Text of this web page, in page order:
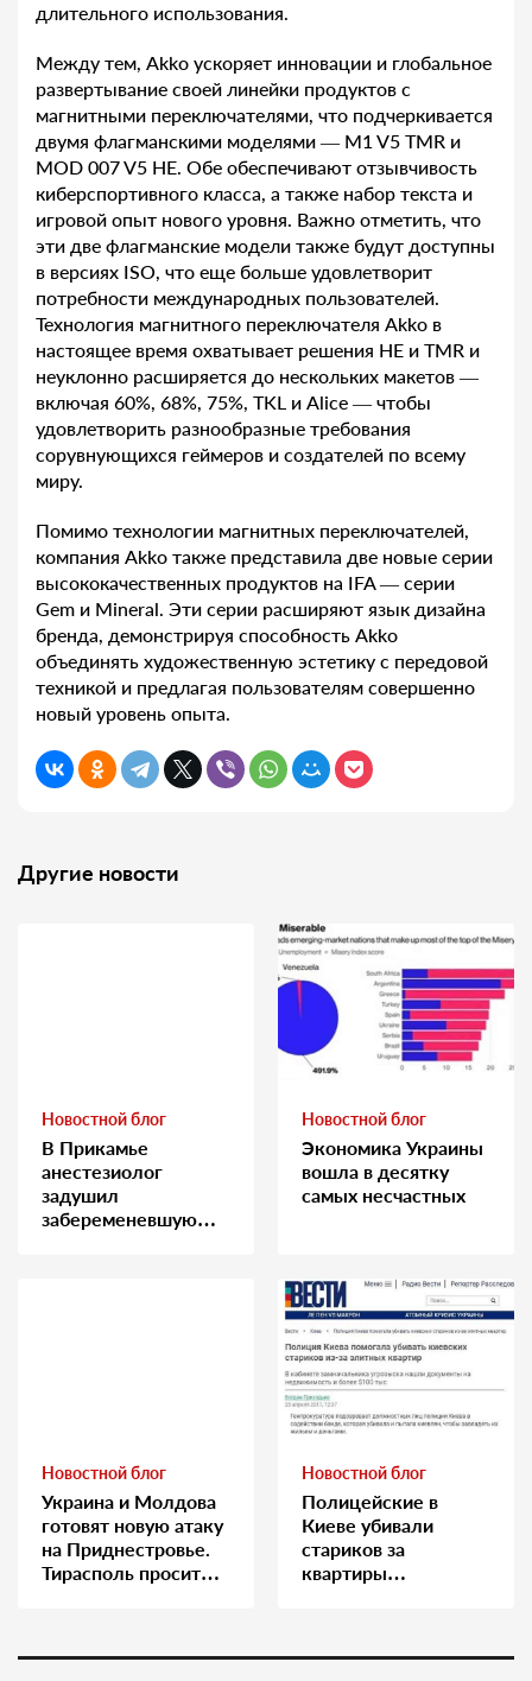
длительного использования.
Между тем, Akko ускоряет инновации и глобальное
развертывание своей линейки продуктов с
магнитными переключателями, что подчеркивается
двумя флагманскими моделями — M1 V5 TMR и
MOD 007 V5 HE. Обе обеспечивают отзывчивость
киберспортивного класса, а также набор текста и
игровой опыт нового уровня. Важно отметить, что
эти две флагманские модели также будут доступны
в версиях ISO, что еще больше удовлетворит
потребности международных пользователей.
Технология магнитного переключателя Akko в
настоящее время охватывает решения HE и TMR и
неуклонно расширяется до нескольких макетов —
включая 60%, 68%, 75%, TKL и Alice — чтобы
удовлетворить разнообразные требования
сорувнующихся геймеров и создателей по всему
миру.
Помимо технологии магнитных переключателей,
компания Akko также представила две новые серии
высококачественных продуктов на IFA — серии
Gem и Mineral. Эти серии расширяют язык дизайна
бренда, демонстрируя способность Akko
объединять художественную эстетику с передовой
техникой и предлагая пользователям совершенно
новый уровень опыта.
Другие новости
Новостной блог
В Прикамье
анестезиолог
задушил
забеременевшую
Новостной блог
Экономика Украины
вошла в десятку
самых несчастных
Новостной блог
Украина и Молдова
готовят новую атаку
на Приднестровье.
Тирасполь просит
Новостной блог
Полицейские в
Киеве убивали
стариков за
квартиры…